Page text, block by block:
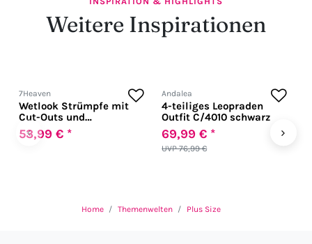
Weitere Inspirationen
‹
7Heaven
Wetlook Strümpfe mit
Cut-Outs und
Reißverschluss
53,99 € *
Andalea
4-teiliges Leopraden
Outfit C/4010 schwarz
UVP 76,99 €
69,99 € * ›
Home Themenwelten Plus Size